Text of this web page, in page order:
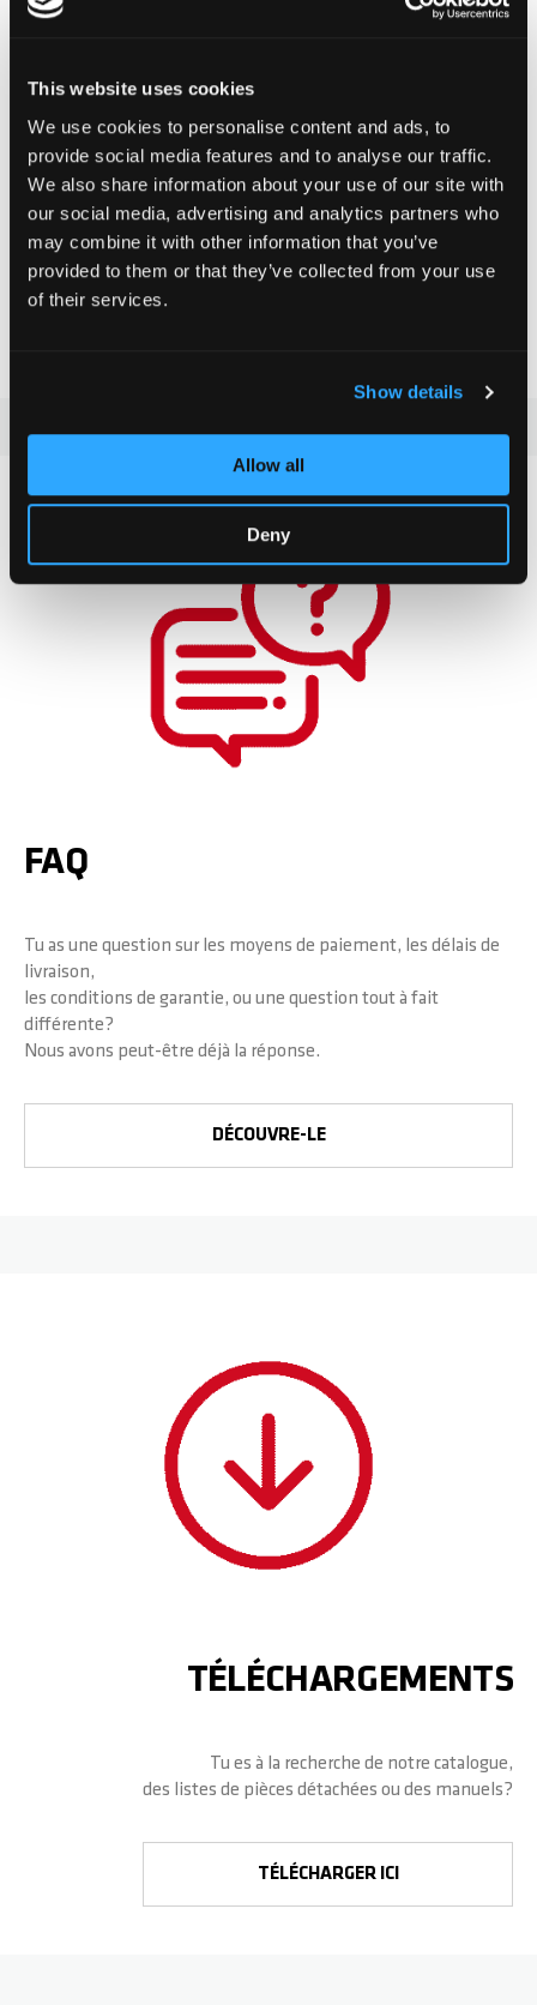
This website uses cookies
We use cookies to personalise content and ads, to
provide social media features and to analyse our traffic.
We also share information about your use of our site with
our social media, advertising and analytics partners who
may combine it with other information that you’ve
provided to them or that they’ve collected from your use
of their services.
Show details
Allow all
Deny
PARTENAIRES
Grâce à nos partenariats, nous pouvons faire encore plus pour
le sport, mais qui sont nos partenaires?
FAQ
Tu as une question sur les moyens de paiement, les délais de
livraison,
les conditions de garantie, ou une question tout à fait
différente?
Nous avons peut-être déjà la réponse.
DÉCOUVRE-LE
TÉLÉCHARGEMENTS
Tu es à la recherche de notre catalogue,
des listes de pièces détachées ou des manuels?
TÉLÉCHARGER ICI